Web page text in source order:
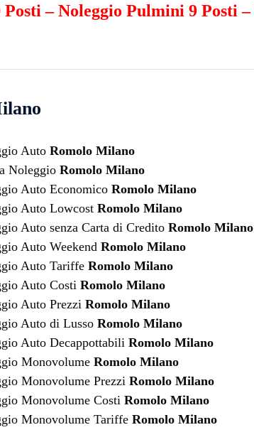
Posti –Noleggio Pulmini 9 Posti –
Auto Romolo Milano
Noleggio Romolo Milano
Auto Economico Romolo Milano
Auto Lowcost Romolo Milano
Auto senza Carta di Credito Romolo Milano
Auto Weekend Romolo Milano
Auto Tariffe Romolo Milano
Auto Costi Romolo Milano
Auto Prezzi Romolo Milano
Auto di Lusso Romolo Milano
Auto Decappottabili Romolo Milano
Monovolume Romolo Milano
Monovolume Prezzi Romolo Milano
Monovolume Costi Romolo Milano
Monovolume Tariffe Romolo Milano